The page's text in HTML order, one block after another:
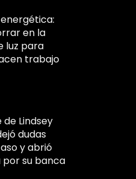
en la
luz para
trabajo
Lindsey
dudas
y abrió
por su banca